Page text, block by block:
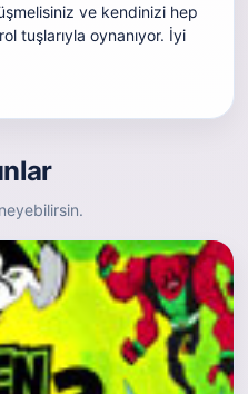
ve kendinizi hep
tuşlarıyla oynanıyor. İyi